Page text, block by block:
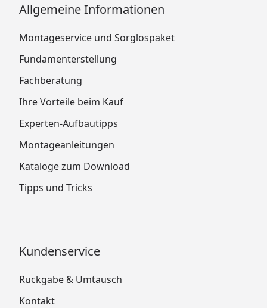
Allgemeine Informationen
Montageservice und Sorglospaket
Fundamenterstellung
Fachberatung
Ihre Vorteile beim Kauf
Experten-Aufbautipps
Montageanleitungen
Kataloge zum Download
Tipps und Tricks
Kundenservice
Rückgabe & Umtausch
Kontakt